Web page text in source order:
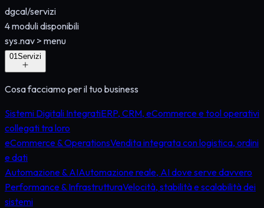
dgcal/servizi
4moduli disponibili
sys.nav > menu
01Servizi
Cosa facciamo per il tuo business
Sistemi Digitali IntegratiERP, CRM, eCommerce e tool operativi
collegati tra loro
eCommerce & OperationsVendita integrata con logistica, ordini
e dati
Automazione & AIAutomazione reale, AI dove serve davvero
Performance & InfrastrutturaVelocità, stabilità e scalabilità dei
sistemi